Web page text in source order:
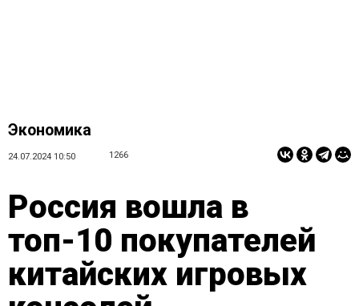
Экономика
24.07.2024 10:50 1266
Россия вошла в
топ-10 покупателей
китайских игровых